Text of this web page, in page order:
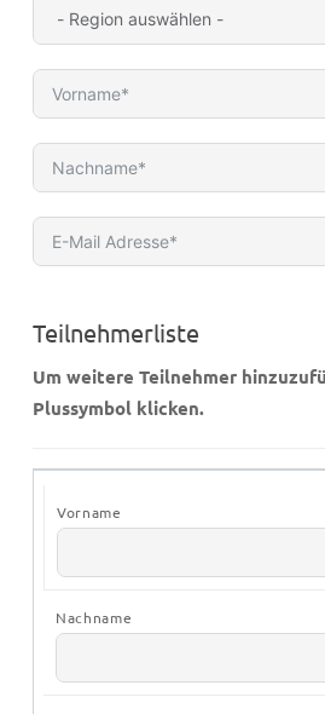
Teilnehmerliste
Um weitere Teilnehmer
Plussymbol klicken.